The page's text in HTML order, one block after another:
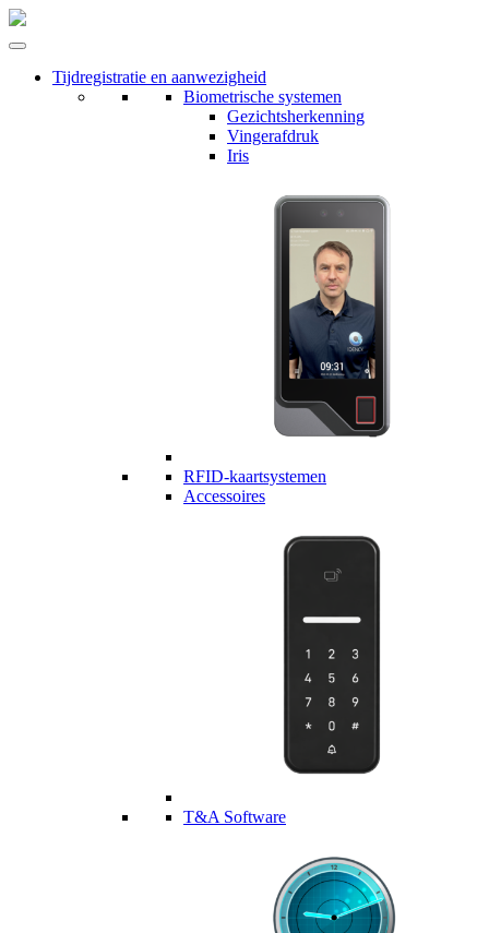
Tijdregistratie en aanwezigheid
Biometrische systemen
Gezichtsherkenning
Vingerafdruk
Iris
RFID-kaartsystemen
Accessoires
T&A Software